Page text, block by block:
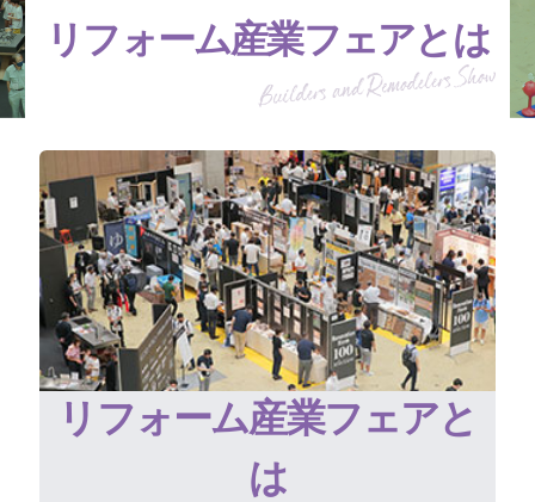
リフォーム産業フェアとは
リフォーム産業フェアと
は